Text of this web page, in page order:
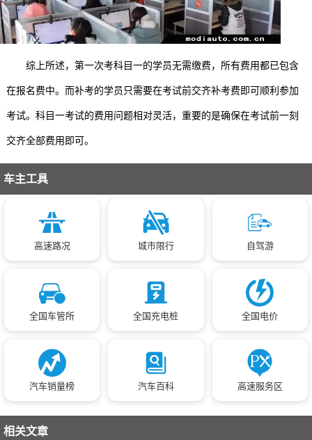
综上所述，第一次考科目一的学员无需缴费，所有费用都已包含
在报名费中。而补考的学员只需要在考试前交齐补考费即可顺利参加
考试。科目一考试的费用问题相对灵活，重要的是确保在考试前一刻
交齐全部费用即可。
车主工具
高速路况 城市限行 自驾游
全国车管所 全国充电桩 全国电价
汽车销量榜 汽车百科 高速服务区
相关文章